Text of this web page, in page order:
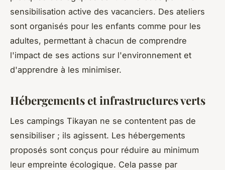
sensibilisation active des vacanciers. Des ateliers
sont organisés pour les enfants comme pour les
adultes, permettant à chacun de comprendre
l'impact de ses actions sur l'environnement et
d'apprendre à les minimiser.
Hébergements et infrastructures verts
Les campings Tikayan ne se contentent pas de
sensibiliser ; ils agissent. Les hébergements
proposés sont conçus pour réduire au minimum
leur empreinte écologique. Cela passe par